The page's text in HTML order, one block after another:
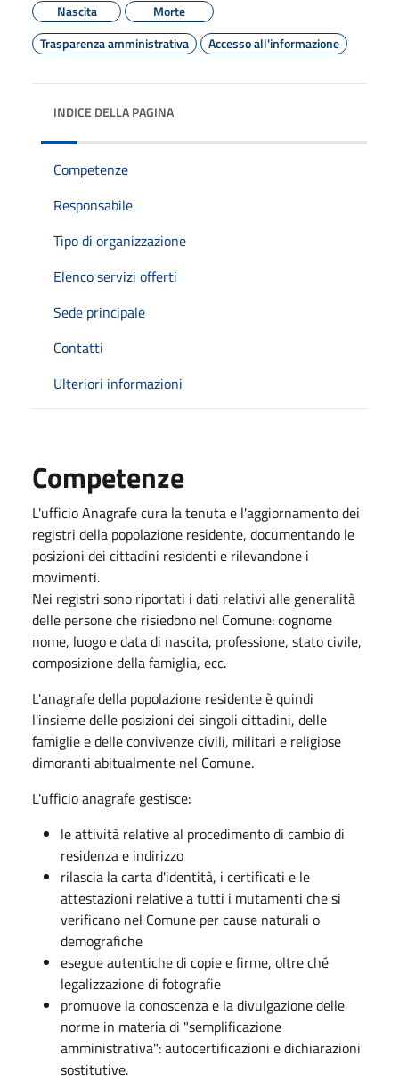
Nascita
Morte
Trasparenza amministrativa
Accesso all'informazione
INDICE DELLA PAGINA
Competenze
Responsabile
Tipo di organizzazione
Elenco servizi offerti
Sede principale
Contatti
Ulteriori informazioni
Competenze
L'ufficio Anagrafe cura la tenuta e l'aggiornamento dei
registri della popolazione residente, documentando le
posizioni dei cittadini residenti e rilevandone i
movimenti.
Nei registri sono riportati i dati relativi alle generalità
delle persone che risiedono nel Comune: cognome
nome, luogo e data di nascita, professione, stato civile,
composizione della famiglia, ecc.
L'anagrafe della popolazione residente è quindi
l'insieme delle posizioni dei singoli cittadini, delle
famiglie e delle convivenze civili, militari e religiose
dimoranti abitualmente nel Comune.
L'ufficio anagrafe gestisce:
le attività relative al procedimento di cambio di
residenza e indirizzo
rilascia la carta d'identità, i certificati e le
attestazioni relative a tutti i mutamenti che si
verificano nel Comune per cause naturali o
demografiche
esegue autentiche di copie e firme, oltre ché
legalizzazione di fotografie
promuove la conoscenza e la divulgazione delle
norme in materia di "semplificazione
amministrativa": autocertificazioni e dichiarazioni
sostitutive.